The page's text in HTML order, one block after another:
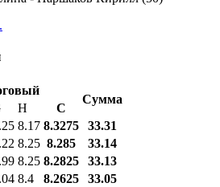
Сумма
H
С
8.17 8.3275
33.31
8.25 8.285
33.14
8.25 8.2825
33.13
8.4 8.2625
33.05